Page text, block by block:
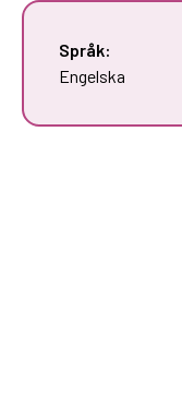
Språk:
Engelska